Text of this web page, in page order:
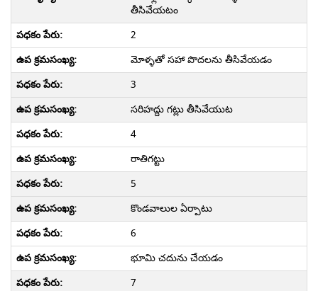
తీసివేయటం
2
మోళ్ళతో సహా పొదలను తీసివేయడం
3
సరిహద్దు గట్లు తీసివేయుట
4
రాతిగట్టు
5
కొండవాలుల ఏర్పాటు
6
భూమి చదును చేయడం
7